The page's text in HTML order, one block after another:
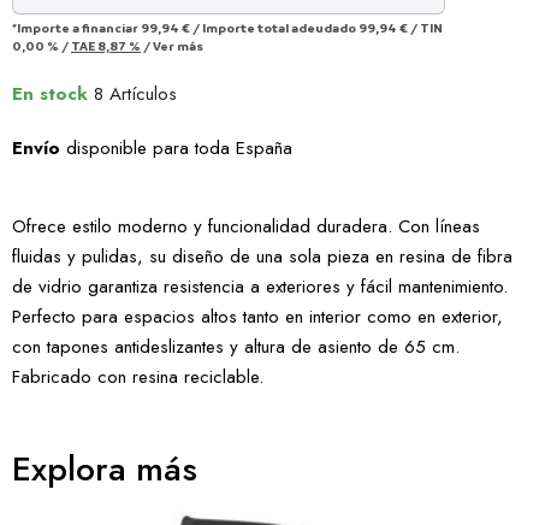
*Importe a financiar 99,94 € / Importe total adeudado 99,94 € / TIN
0,00 % / TAE 8,87 % /Ver más
En stock 8 Artículos
Envío disponible para toda España
Ofrece estilo moderno y funcionalidad duradera. Con líneas
fluidas y pulidas, su diseño de una sola pieza en resina de fibra
de vidrio garantiza resistencia a exteriores y fácil mantenimiento.
Perfecto para espacios altos tanto en interior como en exterior,
con tapones antideslizantes y altura de asiento de 65 cm.
Fabricado con resina reciclable.
Explora más